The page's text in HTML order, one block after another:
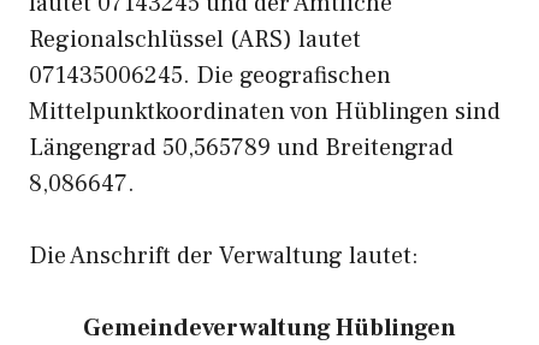
Regionalschlüssel (ARS) lautet
071435006245. Die geografischen
Mittelpunktkoordinaten von Hüblingen sind
Längengrad 50,565789 und Breitengrad
8,086647.
Die Anschrift der Verwaltung lautet:
Gemeindeverwaltung Hüblingen